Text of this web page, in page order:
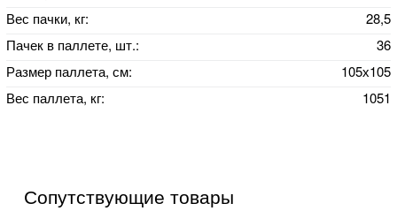
Вес пачки, кг:
28,5
Пачек в паллете, шт.:
36
Размер паллета, см:
105х105
Вес паллета, кг:
1051
Сопутствующие товары